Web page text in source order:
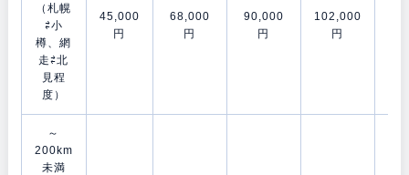
（札幌
⇄小
樽、網
走⇄北
見程
度）
45,000
円
68,000
円
90,000
円
102,000
円
～
200km
未満